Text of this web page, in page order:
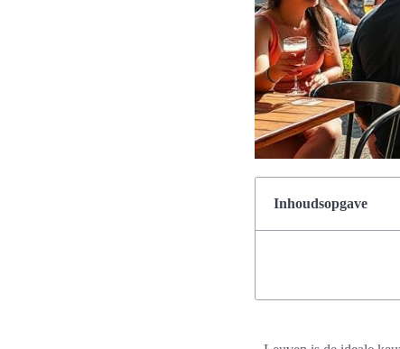
Inhoudsopgave